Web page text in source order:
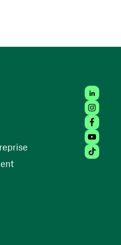
nouvelle fenêtre)
nouvelle fenêtre)
(ouvre une nouvelle
(ouvre une nouvelle
une nouvelle fenêtre)
Tiktok